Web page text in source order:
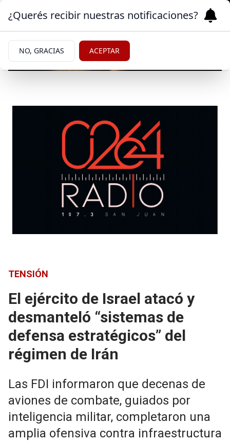
TENSIÓN
El ejército de Israel atacó y
desmanteló “sistemas de
defensa estratégicos” del
régimen de Irán
Las FDI informaron que decenas de
aviones de combate, guiados por
inteligencia militar, completaron una
amplia ofensiva contra infraestructura
¿Querés recibir nuestras notificaciones?
NO, GRACIAS ACEPTAR